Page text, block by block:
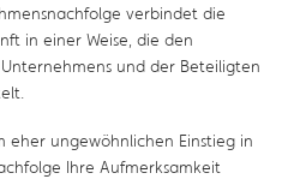
verbindet die
in einer Weise, die den
und der Beteiligten
eher ungewöhnlichen Einstieg in
Ihre Aufmerksamkeit